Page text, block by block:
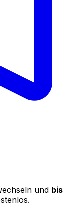
und bis